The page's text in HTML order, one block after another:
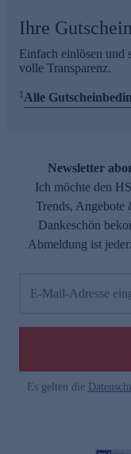
Ihre
Einfach einlösen und
volle Transparenz.
1Alle
Newsletter
Ich möchte den
Trends, Angebote
Dankeschön
Abmeldung ist
E-Mail-Adresse
Es gelten die